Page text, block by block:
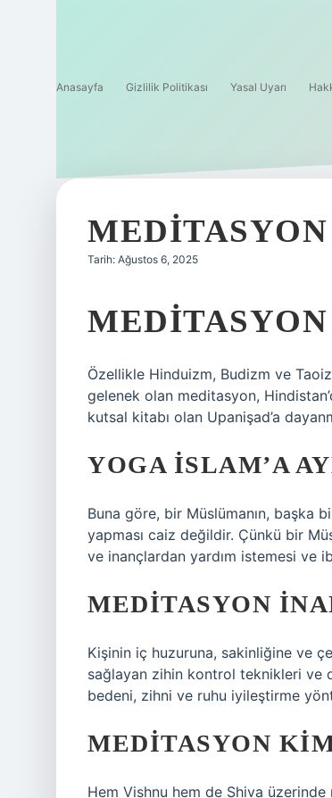
Anasayfa Gizlilik Politikası Yasal Uyarı
Tarih: Ağustos 6, 2025
Özellikle Hinduizm, Budizm ve
gelenek olan meditasyon,
kutsal kitabı olan Upanişad’a
YOGA ISLAM’A
Buna göre, bir Müslümanın, başka
yapması caiz değildir. Çünkü bir
ve inançlardan yardım istemesi ve
MEDITASYON
Kişinin iç huzuruna, sakinliğine ve
sağlayan zihin kontrol teknikleri ve
bedeni, zihni ve ruhu iyileştirme
MEDITASYON
Hem Vishnu hem de Shiva üzerinde